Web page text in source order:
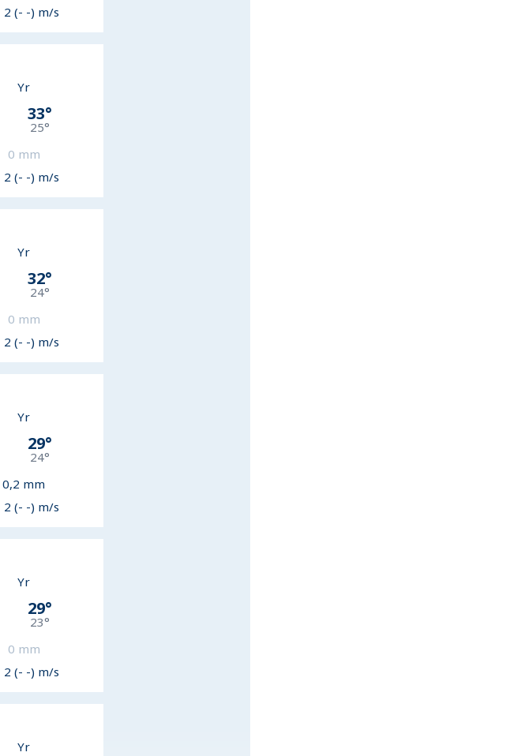
2 (- -) m/s
Yr
33°
25°
0 mm
2 (- -) m/s
Yr
32°
24°
0 mm
2 (- -) m/s
Yr
29°
24°
0,2 mm
2 (- -) m/s
Yr
29°
23°
0 mm
2 (- -) m/s
Yr